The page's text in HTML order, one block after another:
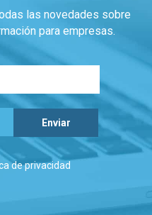
las novedades sobre
para empresas.
de privacidad